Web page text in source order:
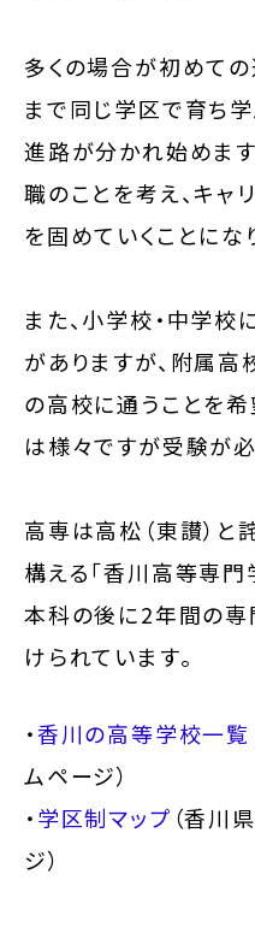
多くの場合が初めて
まで同じ学区で育ち
進路が分かれ始めま
職のことを考え、キ
を固めていくことにな
また、小学校・中学
がありますが、附属高
の高校に通うことを
は様々ですが受験が必
高専は高松（東讃）と
構える「香川高等専門
本科の後に2年間の
けられています。
・香川の高等学校一覧
ムページ）
・学区制マップ （香川
ジ）